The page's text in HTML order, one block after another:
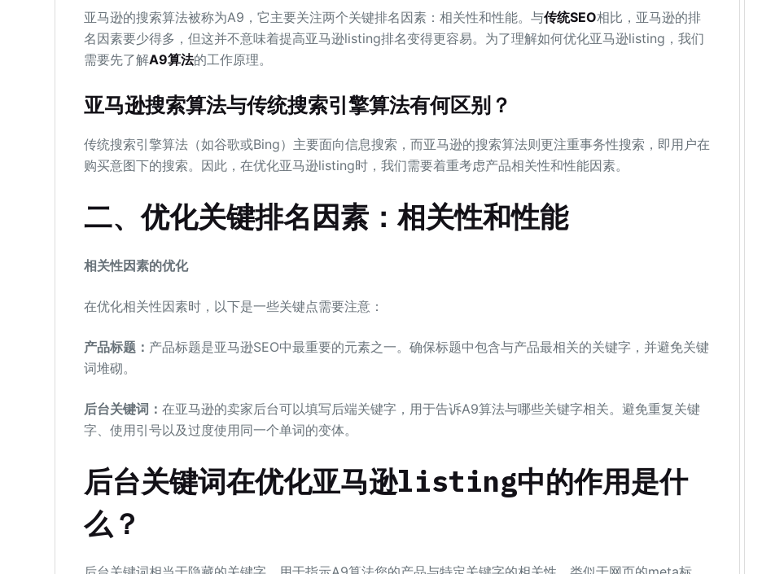
亚马逊的搜索算法被称为A9，它主要关注两个关键排名因素：相关性和性能。与传统SEO相比，亚马逊的排
名因素要少得多，但这并不意味着提高亚马逊listing排名变得更容易。为了理解如何优化亚马逊listing，我们
需要先了解A9算法的工作原理。
亚马逊搜索算法与传统搜索引擎算法有何区别？
传统搜索引擎算法（如谷歌或Bing）主要面向信息搜索，而亚马逊的搜索算法则更注重事务性搜索，即用户在
购买意图下的搜索。因此，在优化亚马逊listing时，我们需要着重考虑产品相关性和性能因素。
二、优化关键排名因素：相关性和性能
相关性因素的优化
在优化相关性因素时，以下是一些关键点需要注意：
产品标题： 产品标题是亚马逊SEO中最重要的元素之一。确保标题中包含与产品最相关的关键字，并避免关键
词堆砌。
后台关键词： 在亚马逊的卖家后台可以填写后端关键字，用于告诉A9算法与哪些关键字相关。避免重复关键
字、使用引号以及过度使用同一个单词的变体。
后台关键词在优化亚马逊listing中的作用是什
么？